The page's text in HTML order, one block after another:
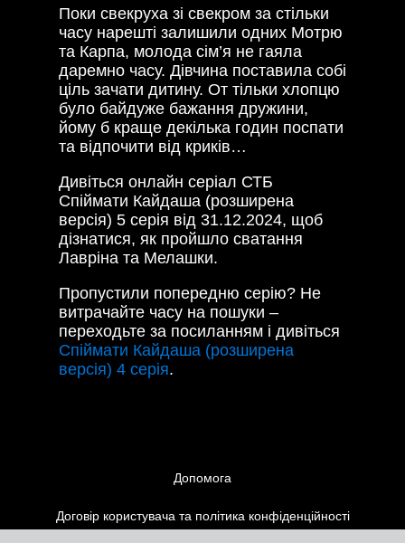
Поки свекруха зі свекром за стільки
часу нарешті залишили одних Мотрю
та Карпа, молода сім’я не гаяла
даремно часу. Дівчина поставила собі
ціль зачати дитину. От тільки хлопцю
було байдуже бажання дружини,
йому б краще декілька годин поспати
та відпочити від криків…
Дивіться онлайн серіал СТБ
Спіймати Кайдаша (розширена
версія) 5 серія від 31.12.2024, щоб
дізнатися, як пройшло сватання
Лавріна та Мелашки.
Пропустили попередню серію? Не
витрачайте часу на пошуки –
переходьте за посиланням і дивіться
Спіймати Кайдаша (розширена
версія) 4 серія.
Допомога
Договір користувача та політика конфіденційності